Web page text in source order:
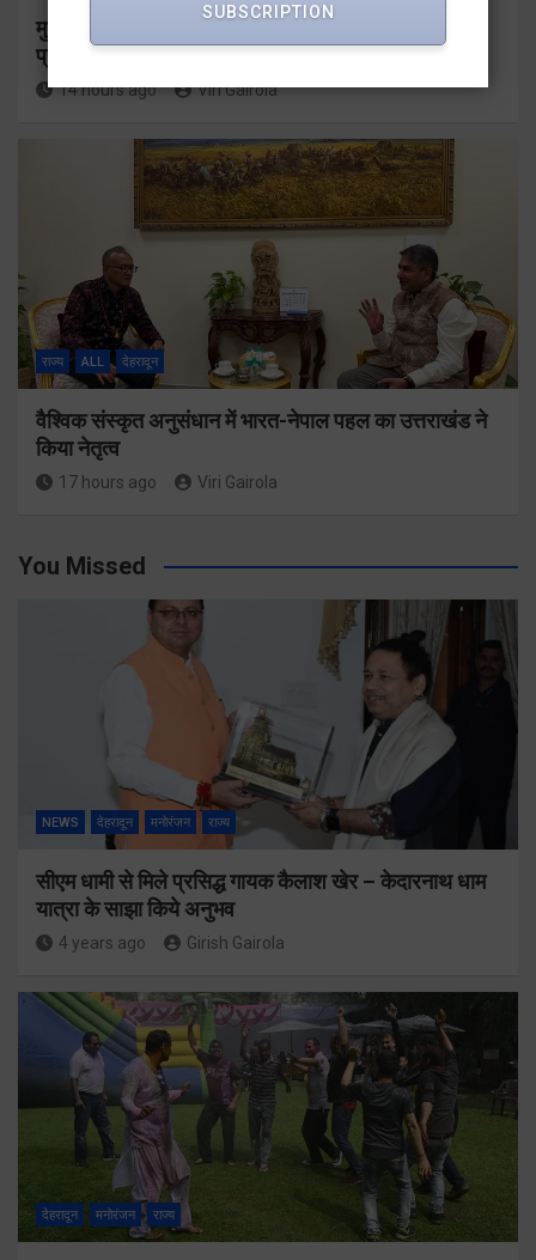
मुख्यमंत्री के दिशा-निर्देशों में पीएम आवास योजना (शहरी) की
प्रगति की हुई समीक्षा
14 hours ago Viri Gairola
राज्य ALL देहरादून
वैश्विक संस्कृत अनुसंधान में भारत-नेपाल पहल का उत्तराखंड ने
किया नेतृत्व
17 hours ago Viri Gairola
You Missed
NEWS देहरादून मनोरंजन राज्य
सीएम धामी से मिले प्रसिद्ध गायक कैलाश खेर – केदारनाथ धाम
यात्रा के साझा किये अनुभव
4 years ago Girish Gairola
देहरादून मनोरंजन राज्य
SUBSCRIPTION